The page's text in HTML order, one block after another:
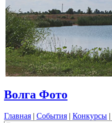
Волга Фото
Главная | События | Конкурсы |